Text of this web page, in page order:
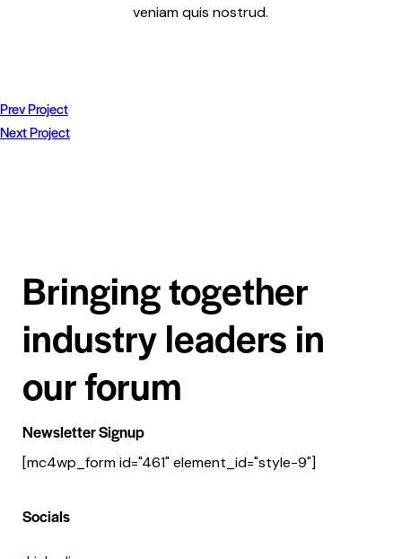
veniam quis nostrud.
Prev Project
Next Project
Bringing together
industry leaders in
our forum
Newsletter Signup
[mc4wp_form id="461" element_id="style-9"]
Socials